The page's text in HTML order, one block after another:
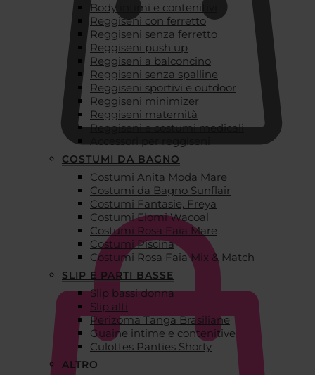
Body intimi e contenitivi
Reggiseni con ferretto
Reggiseni senza ferretto
Reggiseni push up
Reggiseni a balconcino
Reggiseni senza spalline
Reggiseni sportivi e outdoor
Reggiseni minimizer
Reggiseni maternità
Reggiseni e costumi medicali
Accessori per reggiseni
COSTUMI DA BAGNO
Costumi Anita Moda Mare
Costumi da Bagno Sunflair
Costumi Fantasie, Freya
Costumi Elomi Wacoal
Costumi Rosa Faia Mare
Costumi Piscina
Costumi Rosa Faia Mix & Match
SLIP E PARTI BASSE
Slip bassi donna
Slip alti
Perizoma Tanga Brasiliane
Guaine intime e contenitive
Culottes Panties Shorty
ALTRO